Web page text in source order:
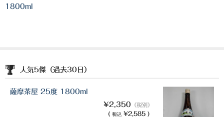
季節限定品
ウヰスキー
お米
1800ml
人気5傑（過去30日）
薩摩茶屋 25度 1800ml
¥2,350 （税別）
( 税込 ¥2,585 )